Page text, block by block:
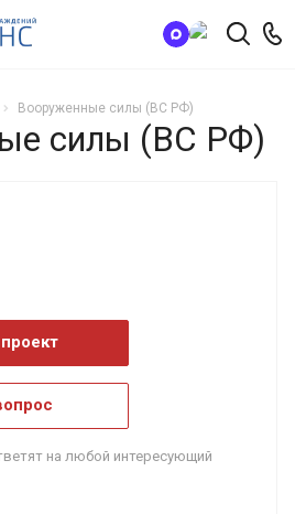
Вооруженные силы (ВС РФ)
силы (ВС РФ)
на любой интересующий